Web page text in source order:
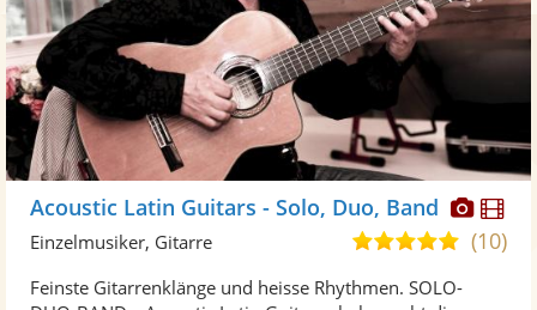
Acoustic Latin Guitars - Solo, Duo, Band
5,0(10)
Einzelmusiker, Gitarre
Feinste Gitarrenklänge und heisse Rhythmen. SOLO-